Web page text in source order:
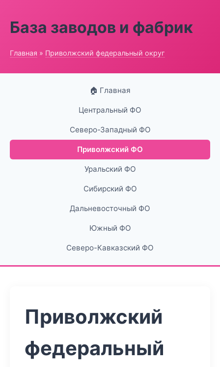
База заводов и фабрик
Главная » Приволжский федеральный округ
🏠 Главная
Центральный ФО
Северо-Западный ФО
Приволжский ФО
Уральский ФО
Сибирский ФО
Дальневосточный ФО
Южный ФО
Северо-Кавказский ФО
Приволжский
федеральный